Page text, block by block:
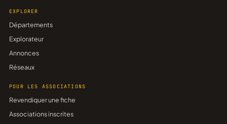
EXPLORER
Départements
Explorateur
Annonces
Réseaux
POUR LES ASSOCIATIONS
Revendiquer une fiche
Associations inscrites